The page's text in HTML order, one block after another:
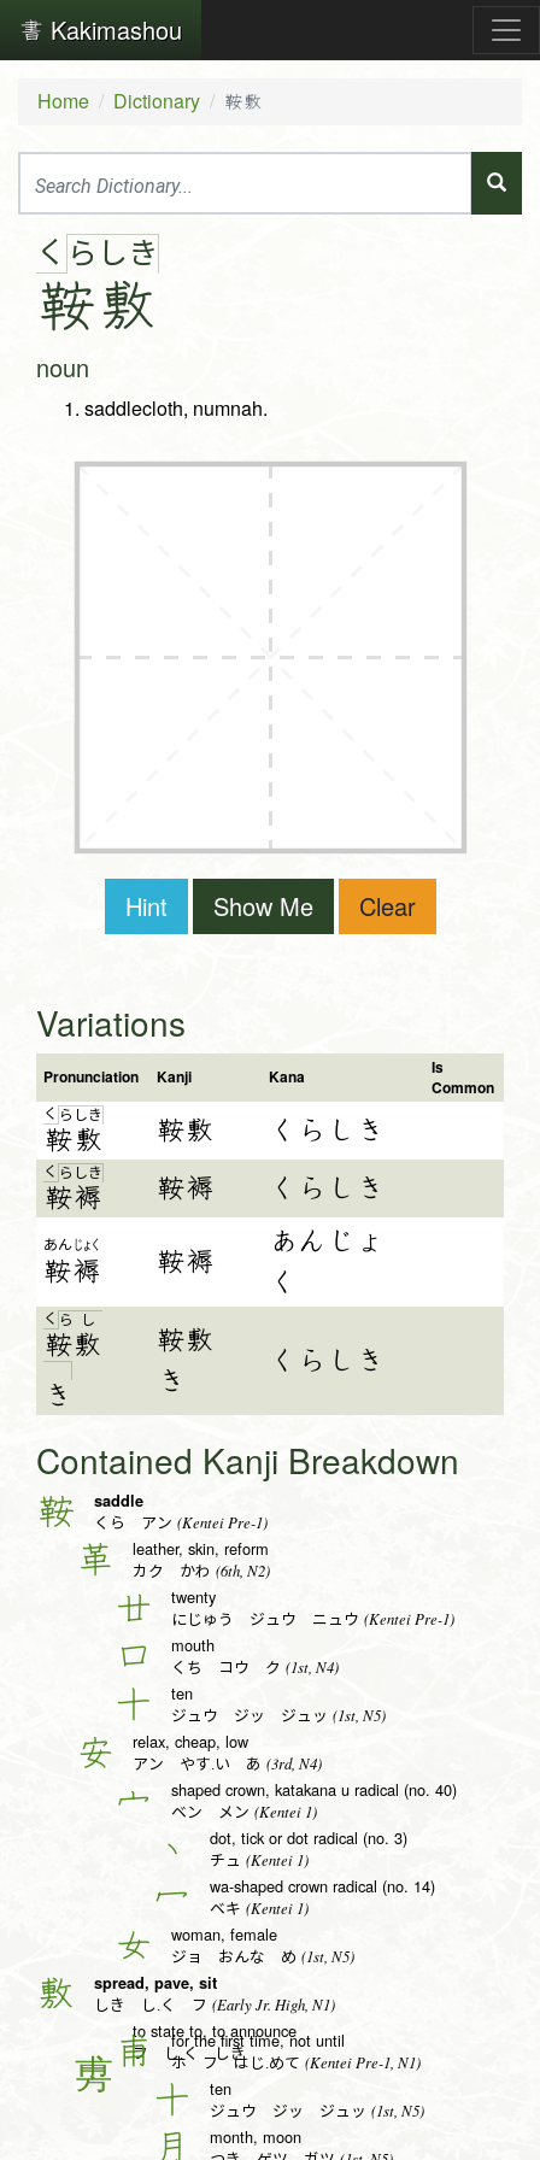
Kakimashou
Home Dictionary 鞍敷
く ら
鞍
し き
敷
noun
saddlecloth, numnah.
Hint Show Me Clear
Variations
Pronunciation Kanji Kana
Is
Common
く ら
鞍
しき
敷 鞍敷 くらしき
く ら しき
鞍褥 鞍褥 くらしき
あん
鞍
じょく
褥 鞍褥
あんじょ
く
く ら
鞍
し
敷
き
鞍敷
き
くらしき
Contained Kanji Breakdown
鞍 saddle
くら アン (Kentei Pre-1)
革 leather, skin, reform
カク かわ (6th, N2)
廿 twenty
にじゅう ジュウ ニュウ (Kentei Pre-1)
口 mouth
くち コウ ク (1st, N4)
十 ten
ジュウ ジッ ジュッ (1st, N5)
安 relax, cheap, low
アン やす.い あ (3rd, N4)
宀 shaped crown, katakana u radical (no. 40)
ベン メン (Kentei 1)
丶 dot, tick or dot radical (no. 3)
チュ (Kentei 1)
冖 wa-shaped crown radical (no. 14)
ベキ (Kentei 1)
女 woman, female
ジョ おんな め (1st, N5)
敷 spread, pave, sit
しき し.く フ (Early Jr. High, N1)
to state to, to announce
フ し.く しき
甫 for the first time, not until
ホ フ はじ.めて (Kentei Pre-1, N1)
十 ten
ジュウ ジッ ジュッ (1st, N5)
月 month, moon